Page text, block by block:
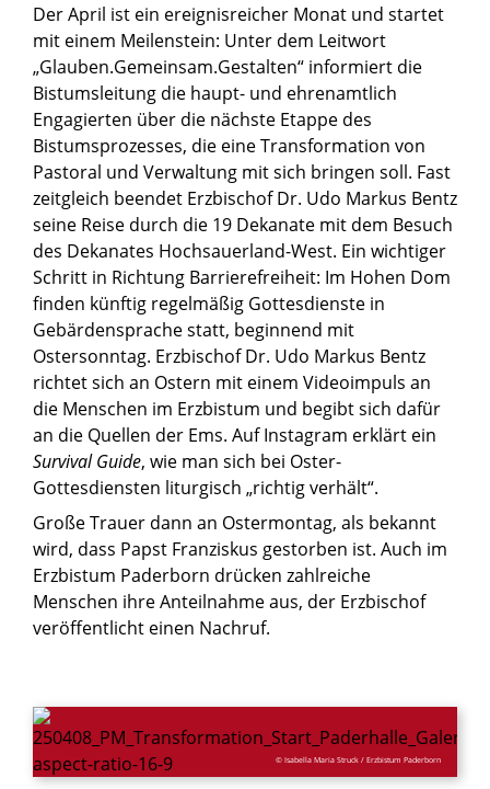
Der April ist ein ereignisreicher Monat und startet
mit einem Meilenstein: Unter dem Leitwort
„Glauben.Gemeinsam.Gestalten“ informiert die
Bistumsleitung die haupt- und ehrenamtlich
Engagierten über die nächste Etappe des
Bistumsprozesses, die eine Transformation von
Pastoral und Verwaltung mit sich bringen soll. Fast
zeitgleich beendet Erzbischof Dr. Udo Markus Bentz
seine Reise durch die 19 Dekanate mit dem Besuch
des Dekanates Hochsauerland-West. Ein wichtiger
Schritt in Richtung Barrierefreiheit: Im Hohen Dom
finden künftig regelmäßig Gottesdienste in
Gebärdensprache statt, beginnend mit
Ostersonntag. Erzbischof Dr. Udo Markus Bentz
richtet sich an Ostern mit einem Videoimpuls an
die Menschen im Erzbistum und begibt sich dafür
an die Quellen der Ems. Auf Instagram erklärt ein
Survival Guide, wie man sich bei Oster-
Gottesdiensten liturgisch „richtig verhält“.
Große Trauer dann an Ostermontag, als bekannt
wird, dass Papst Franziskus gestorben ist. Auch im
Erzbistum Paderborn drücken zahlreiche
Menschen ihre Anteilnahme aus, der Erzbischof
veröffentlicht einen Nachruf.
© Isabella Maria Struck / Erzbistum Paderborn